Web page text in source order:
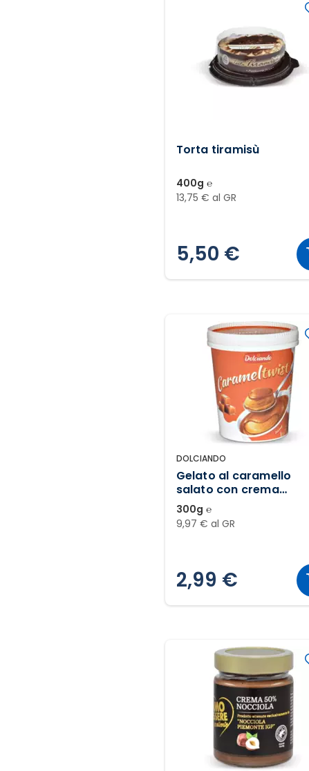
Torta tiramisù
400g ℮
13,75 € al GR
5,50 €
DOLCIANDO
Gelato al caramello
salato con crema
spalmabile al caramello
salato
300g ℮
9,97 € al GR
2,99 €